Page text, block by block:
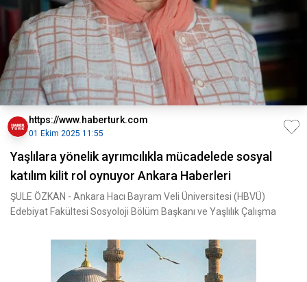
https://www.haberturk.com
01 Ekim 2025 11:55
Yaşlılara yönelik ayrımcılıkla mücadelede sosyal
katılım kilit rol oynuyor Ankara Haberleri
ŞULE ÖZKAN - Ankara Hacı Bayram Veli Üniversitesi (HBVÜ)
Edebiyat Fakültesi Sosyoloji Bölüm Başkanı ve Yaşlılık Çalışma